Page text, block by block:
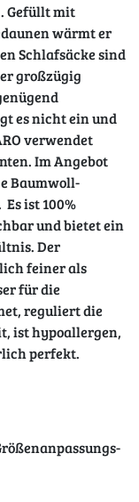
Gefüllt mit
wärmt er
Schlafsäcke sind
großzügig
es nicht ein und
verwendet
Im Angebot
Baumwoll-
ist 100%
und bietet ein
Der
feiner als
für die
reguliert die
ist hypoallergen,
perfekt.